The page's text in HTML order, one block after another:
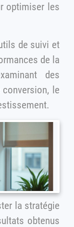
optimiser les
des
et le retour sur investissement.
la stratégie
obtenus